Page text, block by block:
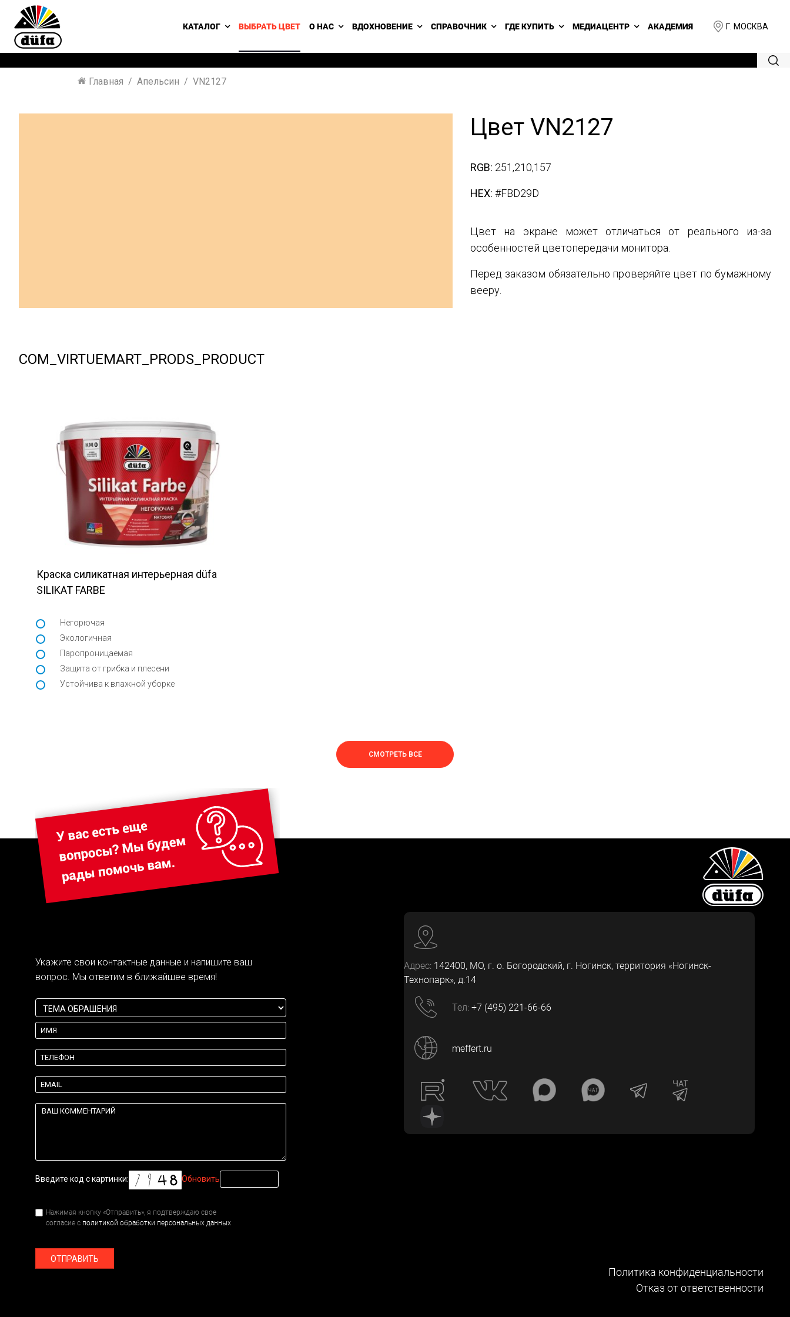
Г. МОСКВА
КАТАЛОГ ВЫБРАТЬ ЦВЕТ О НАС ВДОХНОВЕНИЕ СПРАВОЧНИК ГДЕ КУПИТЬ МЕДИАЦЕНТР АКАДЕМИЯ
Главная Апельсин VN2127
Цвет VN2127
RGB: 251,210,157
HEX: #FBD29D
Цвет на экране может отличаться от реального из-за
особенностей цветопередачи монитора.
Перед заказом обязательно проверяйте цвет по бумажному
вееру.
COM_VIRTUEMART_PRODS_PRODUCT
Краска силикатная интерьерная düfa
SILIKAT FARBE
Негорючая
Экологичная
Паропроницаемая
Защита от грибка и плесени
Устойчива к влажной уборке
СМОТРЕТЬ ВСЕ
Укажите свои контактные данные и напишите ваш
вопрос. Мы ответим в ближайшее время!
Введите код с картинки: Обновить
Нажимая кнопку «Отправить», я подтверждаю свое
согласие с политикой обработки персональных данных
ОТПРАВИТЬ
Адрес: 142400, МО, г. о. Богородский, г. Ногинск, территория «Ногинск-
Технопарк», д.14
Тел: +7 (495) 221-66-66
meffert.ru
Политика конфиденциальности
Отказ от ответственности